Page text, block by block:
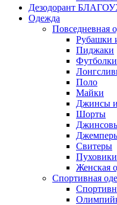
Дезодорант
Одежда
Повседневная
Рубашки
Пиджаки
Футболки
Поло
Майки
Джинсы
Шорты
Свитеры
Пуховики
Женская
Спортивная